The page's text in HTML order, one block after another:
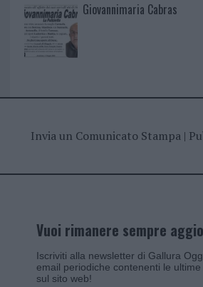
Giovannimaria Cabras
Invia un Comunicato Stampa|
Vuoi rimanere sempre
Iscriviti alla newsletter di Gallura
email periodiche contenenti le
sul sito web!